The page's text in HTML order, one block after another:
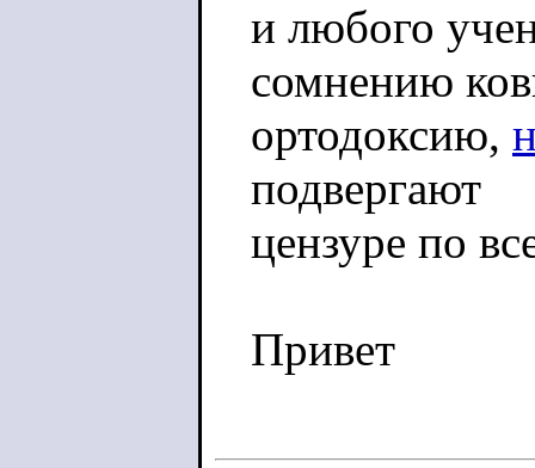
и любого
сомнению
ортодоксию,
подвергают
цензуре по
Привет